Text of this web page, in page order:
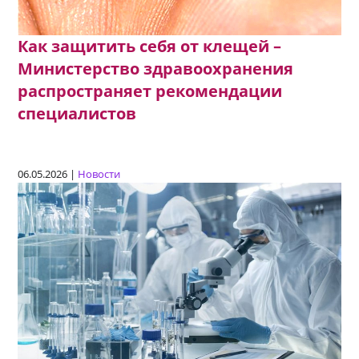
Как защитить себя от клещей –
Министерство здравоохранения
распространяет рекомендации
специалистов
06.05.2026 | Новости